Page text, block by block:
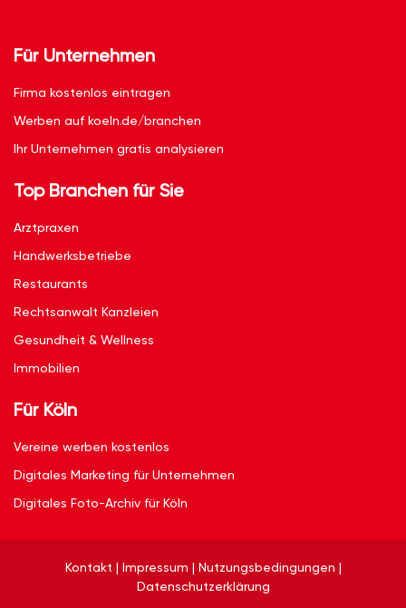
Für Unternehmen
Firma kostenlos eintragen
Werben auf koeln.de/branchen
Ihr Unternehmen gratis analysieren
Top Branchen für Sie
Arztpraxen
Handwerksbetriebe
Restaurants
Rechtsanwalt Kanzleien
Gesundheit & Wellness
Immobilien
Für Köln
Vereine werben kostenlos
Digitales Marketing für Unternehmen
Digitales Foto-Archiv für Köln
Kontakt | Impressum | Nutzungsbedingungen |
Datenschutzerklärung